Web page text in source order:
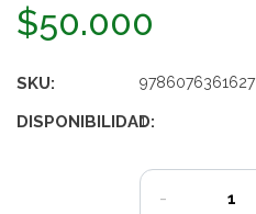
$50.000
SKU: 9786076361627
DISPONIBILIDAD:
1
-